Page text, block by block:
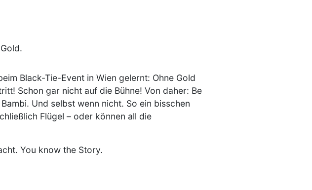
Black-Tie-Event in Wien gelernt: Ohne Gold
Schon gar nicht auf die Bühne! Von daher: Be
Und selbst wenn nicht. So ein bisschen
Flügel – oder können all die
You know the Story.